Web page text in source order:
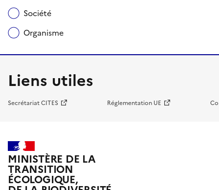
Société
Organisme
Liens utiles
Secrétariat CITES Réglementation UE
MINISTÈRE DE LA
TRANSITION
ÉCOLOGIQUE,